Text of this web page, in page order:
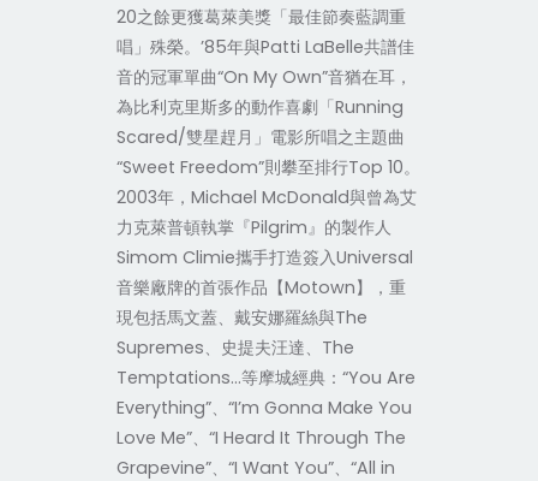
20之餘更獲葛萊美獎「最佳節奏藍調重
唱」殊榮。’85年與Patti LaBelle共譜佳
音的冠軍單曲“On My Own”音猶在耳，
為比利克里斯多的動作喜劇「Running
Scared/雙星趕月」電影所唱之主題曲
“Sweet Freedom”則攀至排行Top 10。
2003年，Michael McDonald與曾為艾
力克萊普頓執掌『Pilgrim』的製作人
Simom Climie攜手打造簽入Universal
音樂廠牌的首張作品【Motown】，重
現包括馬文蓋、戴安娜羅絲與The
Supremes、史提夫汪達、The
Temptations…等摩城經典：“You Are
Everything”、“I’m Gonna Make You
Love Me”、“I Heard It Through The
Grapevine”、“I Want You”、“All in